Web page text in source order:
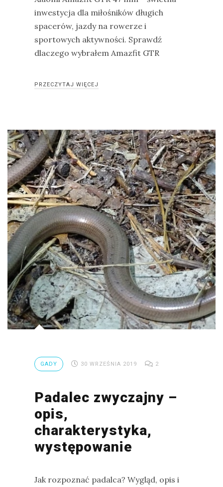
inwestycja dla miłośników długich
spacerów, jazdy na rowerze i
sportowych aktywności. Sprawdź
dlaczego wybrałem Amazfit GTR
PRZECZYTAJ WIĘCEJ
GADY 30 WRZEŚNIA 2019 2
Padalec zwyczajny –
opis,
charakterystyka,
występowanie
Jak rozpoznać padalca? Wygląd, opis i